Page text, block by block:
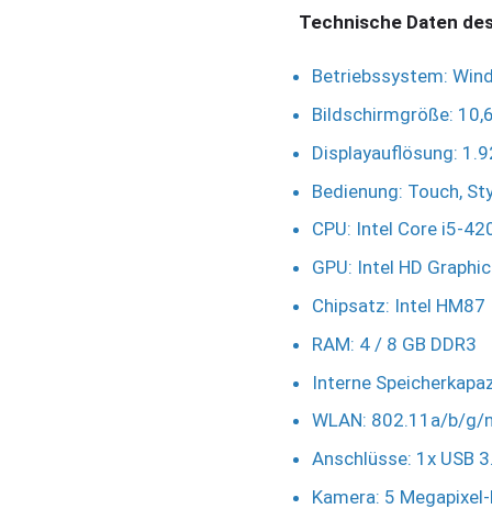
Technische Daten
Betriebssystem:
Bildschirmgröße:
Displayauflösung:
Bedienung: Touch,
CPU: Intel Core i5-
GPU: Intel HD
Chipsatz: Intel HM87
RAM: 4 / 8 GB DDR3
Interne
WLAN: 802.11a/b/g/
Anschlüsse: 1x USB
Kamera: 5